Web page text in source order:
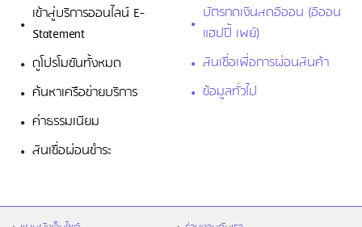
เข้าสู่บริการออนไลน์ E-
Statement
ดูโปรโมชันทั้งหมด
ค้นหาเครือข่ายบริการ
ค่าธรรมเนียม
สินเชื่อผ่อนชำระ
บัตรกดเงินสดอิออน (อิออน
แฮปปี้ เพย์)
สินเชื่อเพื่อการผ่อนสินค้า
ข้อมูลทั่วไป